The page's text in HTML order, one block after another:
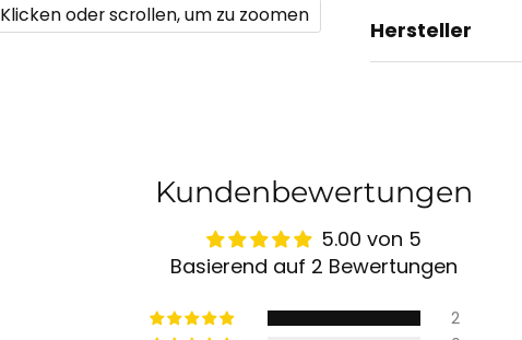
Klicken oder scrollen, um zu zoomen
Hersteller
Kundenbewertungen
5.00 von 5
Basierend auf 2 Bewertungen
2